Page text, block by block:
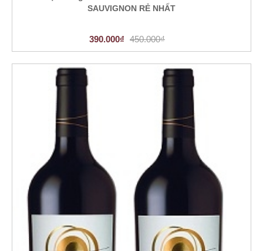
SAUVIGNON RẺ NHẤT
390.000₫ 450.000₫